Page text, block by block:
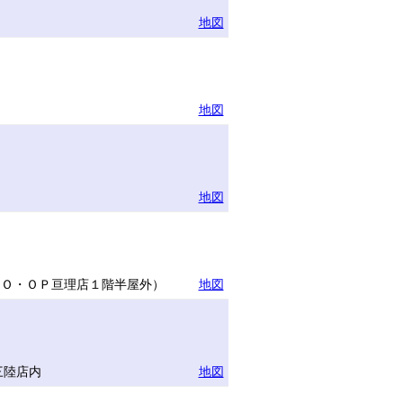
地図
地図
地図
ＯＰ亘理店１階半屋外）
地図
店内
地図